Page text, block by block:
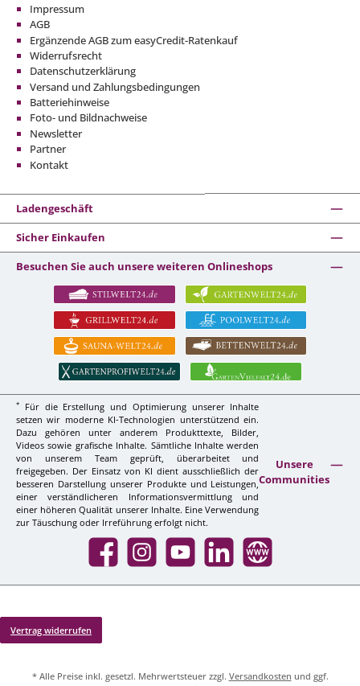
Impressum
AGB
Ergänzende AGB zum easyCredit-Ratenkauf
Widerrufsrecht
Datenschutzerklärung
Versand und Zahlungsbedingungen
Batteriehinweise
Foto- und Bildnachweise
Newsletter
Partner
Kontakt
Ladengeschäft
Sicher Einkaufen
Besuchen Sie auch unsere weiteren Onlineshops
*
Für die Erstellung und Optimierung unserer Inhalte
setzen wir moderne KI-Technologien unterstützend ein.
Dazu gehören unter anderem Produkttexte, Bilder,
Videos sowie grafische Inhalte. Sämtliche Inhalte werden
von unserem Team geprüft, überarbeitet und
freigegeben. Der Einsatz von KI dient ausschließlich der
besseren Darstellung unserer Produkte und Leistungen,
einer verständlicheren Informationsvermittlung und
einer höheren Qualität unserer Inhalte. Eine Verwendung
zur Täuschung oder Irreführung erfolgt nicht.
Unsere
Communities
Facebook InstagramYouTube LinkedIn Website
Vertrag widerrufen
* Alle Preise inkl. gesetzl. Mehrwertsteuer zzgl. Versandkosten und ggf.